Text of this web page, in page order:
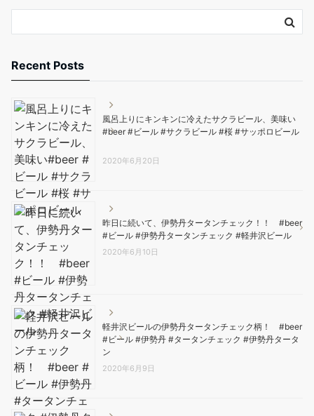
Recent Posts
風呂上りにキンキンに冷えたサクラビール、美味い️
#beer #ビール #サクラビール #桜 #サッポロビール
2020年6月20日
昨日に続いて、伊勢丹タータンチェック！！ #beer
#ビール #伊勢丹タータンチェック #軽井沢ビール
2020年6月10日
軽井沢ビールの伊勢丹タータンチェック柄！ #beer
#ビール #伊勢丹 #タータンチェック #伊勢丹タータ
ン
2020年6月9日